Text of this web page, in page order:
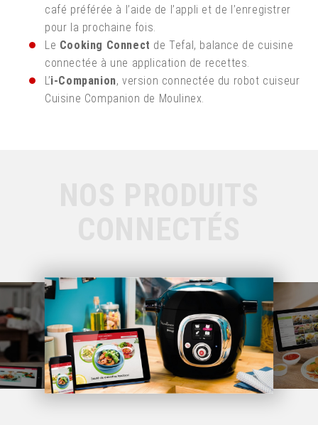
café préférée à l’aide de l’appli et de l’enregistrer
pour la prochaine fois.
Le Cooking Connect de Tefal, balance de cuisine
connectée à une application de recettes.
L’i-Companion, version connectée du robot cuiseur
Cuisine Companion de Moulinex.